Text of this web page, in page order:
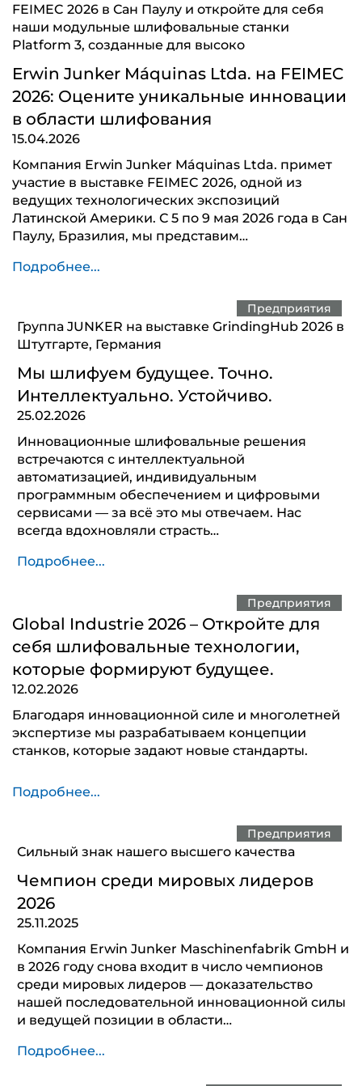
FEIMEC 2026 в Сан Паулу и откройте для себя
наши модульные шлифовальные станки
Platform 3, созданные для высоко
Erwin Junker Máquinas Ltda. на FEIMEC
2026: Оцените уникальные инновации
в области шлифования
15.04.2026
Компания Erwin Junker Máquinas Ltda. примет
участие в выставке FEIMEC 2026, одной из
ведущих технологических экспозиций
Латинской Америки. С 5 по 9 мая 2026 года в Сан
Паулу, Бразилия, мы представим…
Подробнее...
Предприятия
Группа JUNKER на выставке GrindingHub 2026 в
Штутгарте, Германия
Мы шлифуем будущее. Точно.
Интеллектуально. Устойчиво.
25.02.2026
Инновационные шлифовальные решения
встречаются с интеллектуальной
автоматизацией, индивидуальным
программным обеспечением и цифровыми
сервисами — за всё это мы отвечаем. Нас
всегда вдохновляли страсть…
Подробнее...
Предприятия
Global Industrie 2026 – Откройте для
себя шлифовальные технологии,
которые формируют будущее.
12.02.2026
Благодаря инновационной силе и многолетней
экспертизе мы разрабатываем концепции
станков, которые задают новые стандарты.
Подробнее...
Предприятия
Сильный знак нашего высшего качества
Чемпион среди мировых лидеров
2026
25.11.2025
Компания Erwin Junker Maschinenfabrik GmbH и
в 2026 году снова входит в число чемпионов
среди мировых лидеров — доказательство
нашей последовательной инновационной силы
и ведущей позиции в области…
Подробнее...